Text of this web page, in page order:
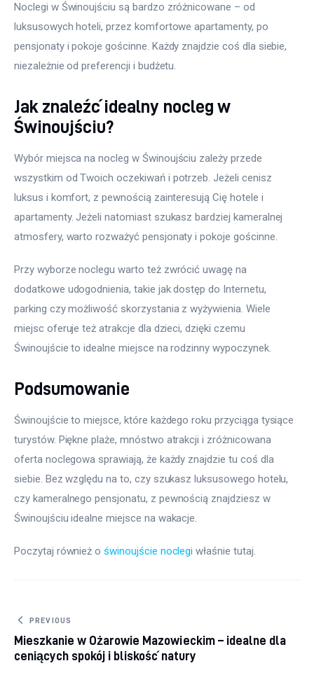
Noclegi w Świnoujściu są bardzo zróżnicowane – od
luksusowych hoteli, przez komfortowe apartamenty, po
pensjonaty i pokoje gościnne. Każdy znajdzie coś dla siebie,
niezależnie od preferencji i budżetu.
Jak znaleźć idealny nocleg w
Świnoujściu?
Wybór miejsca na nocleg w Świnoujściu zależy przede
wszystkim od Twoich oczekiwań i potrzeb. Jeżeli cenisz
luksus i komfort, z pewnością zainteresują Cię hotele i
apartamenty. Jeżeli natomiast szukasz bardziej kameralnej
atmosfery, warto rozważyć pensjonaty i pokoje gościnne.
Przy wyborze noclegu warto też zwrócić uwagę na
dodatkowe udogodnienia, takie jak dostęp do Internetu,
parking czy możliwość skorzystania z wyżywienia. Wiele
miejsc oferuje też atrakcje dla dzieci, dzięki czemu
Świnoujście to idealne miejsce na rodzinny wypoczynek.
Podsumowanie
Świnoujście to miejsce, które każdego roku przyciąga tysiące
turystów. Piękne plaże, mnóstwo atrakcji i zróżnicowana
oferta noclegowa sprawiają, że każdy znajdzie tu coś dla
siebie. Bez względu na to, czy szukasz luksusowego hotelu,
czy kameralnego pensjonatu, z pewnością znajdziesz w
Świnoujściu idealne miejsce na wakacje.
Poczytaj również o świnoujście noclegi właśnie tutaj.
Nawigacja wpisu
PREVIOUS
Mieszkanie w Ożarowie Mazowieckim – idealne dla
ceniących spokój i bliskość natury